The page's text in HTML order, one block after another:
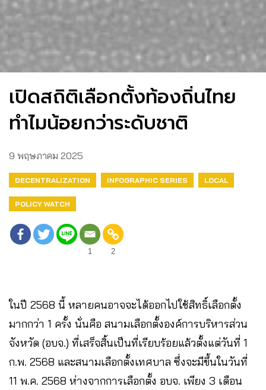
เปิดสถิติเลือกตั้งท้องถิ่นไทย
ทำไมน้อยกว่าระดับชาติ
9 พฤษภาคม 2025
DECENTRALIZATION INFOGRAPHIC SERIES LOCAL
POLICY WATCH
1 2
ในปี 2568 นี้ หลายคนอาจจะได้ออกไปใช้สิทธิ์เลือกตั้ง
มากกว่า 1 ครั้ง นั่นคือ สนามเลือกตั้งองค์การบริหารส่วน
จังหวัด (อบจ.) ที่เสร็จสิ้นเป็นที่เรียบร้อยแล้วตั้งแต่วันที่ 1
ก.พ. 2568 และสนามเลือกตั้งเทศบาล ซึ่งจะมีขึ้นในวันที่
11 พ.ค. 2568 ห่างจากการเลือกตั้ง อบจ. เพียง 3 เดือน